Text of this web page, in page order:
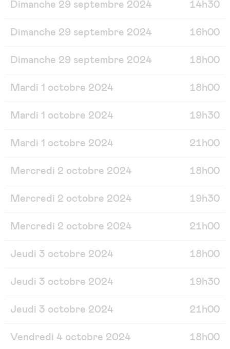
Dimanche 29 septembre 2024 14h30
Dimanche 29 septembre 2024 16h00
Dimanche 29 septembre 2024 18h00
Mardi 1 octobre 2024 18h00
Mardi 1 octobre 2024 19h30
Mardi 1 octobre 2024 21h00
Mercredi 2 octobre 2024 18h00
Mercredi 2 octobre 2024 19h30
Mercredi 2 octobre 2024 21h00
Jeudi 3 octobre 2024 18h00
Jeudi 3 octobre 2024 19h30
Jeudi 3 octobre 2024 21h00
Vendredi 4 octobre 2024 18h00